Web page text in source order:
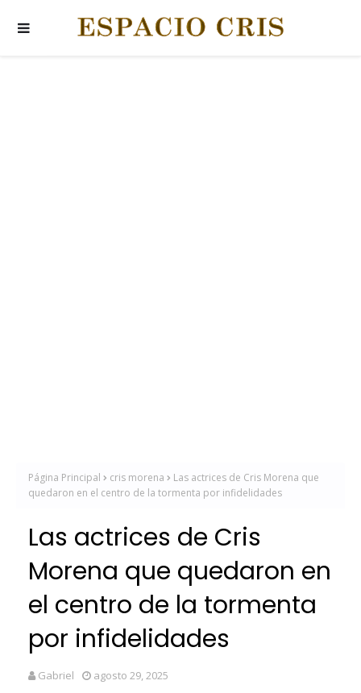
Página Principal cris morena
Las actrices de Cris Morena que
quedaron en el centro de la tormenta por infidelidades
Las actrices de Cris
Morena que quedaron en
el centro de la tormenta
por infidelidades
Gabriel agosto 29, 2025